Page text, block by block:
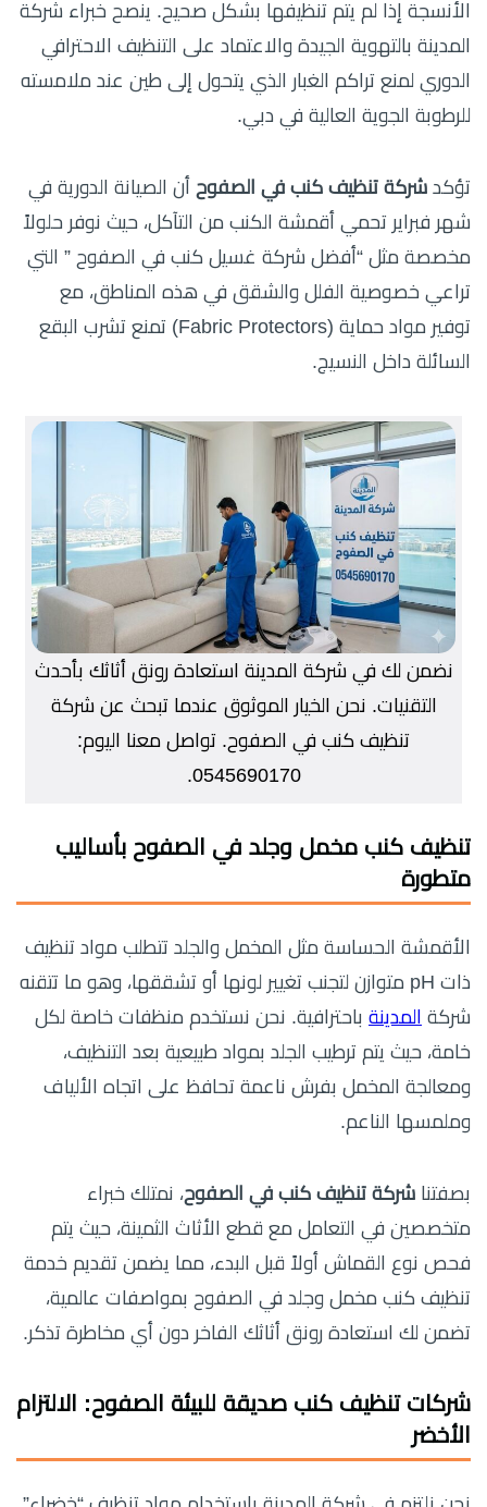
الأنسجة إذا لم يتم تنظيفها بشكل صحيح. ينصح خبراء شركة
المدينة بالتهوية الجيدة والاعتماد على التنظيف الاحترافي
الدوري لمنع تراكم الغبار الذي يتحول إلى طين عند ملامسته
للرطوبة الجوية العالية في دبي.
تؤكد شركة تنظيف كنب في الصفوح أن الصيانة الدورية في
شهر فبراير تحمي أقمشة الكنب من التآكل، حيث نوفر حلولاً
مخصصة مثل “أفضل شركة غسيل كنب في الصفوح ” التي
تراعي خصوصية الفلل والشقق في هذه المناطق، مع
توفير مواد حماية (Fabric Protectors) تمنع تشرب البقع
السائلة داخل النسيج.
نضمن لك في شركة المدينة استعادة رونق أثاثك بأحدث
التقنيات. نحن الخيار الموثوق عندما تبحث عن شركة
تنظيف كنب في الصفوح. تواصل معنا اليوم:
0545690170.
تنظيف كنب مخمل وجلد في الصفوح بأساليب
متطورة
الأقمشة الحساسة مثل المخمل والجلد تتطلب مواد تنظيف
ذات pH متوازن لتجنب تغيير لونها أو تشققها، وهو ما تتقنه
شركة المدينة باحترافية. نحن نستخدم منظفات خاصة لكل
خامة، حيث يتم ترطيب الجلد بمواد طبيعية بعد التنظيف،
ومعالجة المخمل بفرش ناعمة تحافظ على اتجاه الألياف
وملمسها الناعم.
بصفتنا شركة تنظيف كنب في الصفوح، نمتلك خبراء
متخصصين في التعامل مع قطع الأثاث الثمينة، حيث يتم
فحص نوع القماش أولاً قبل البدء، مما يضمن تقديم خدمة
تنظيف كنب مخمل وجلد في الصفوح بمواصفات عالمية،
تضمن لك استعادة رونق أثاثك الفاخر دون أي مخاطرة تذكر.
شركات تنظيف كنب صديقة للبيئة الصفوح: الالتزام
الأخضر